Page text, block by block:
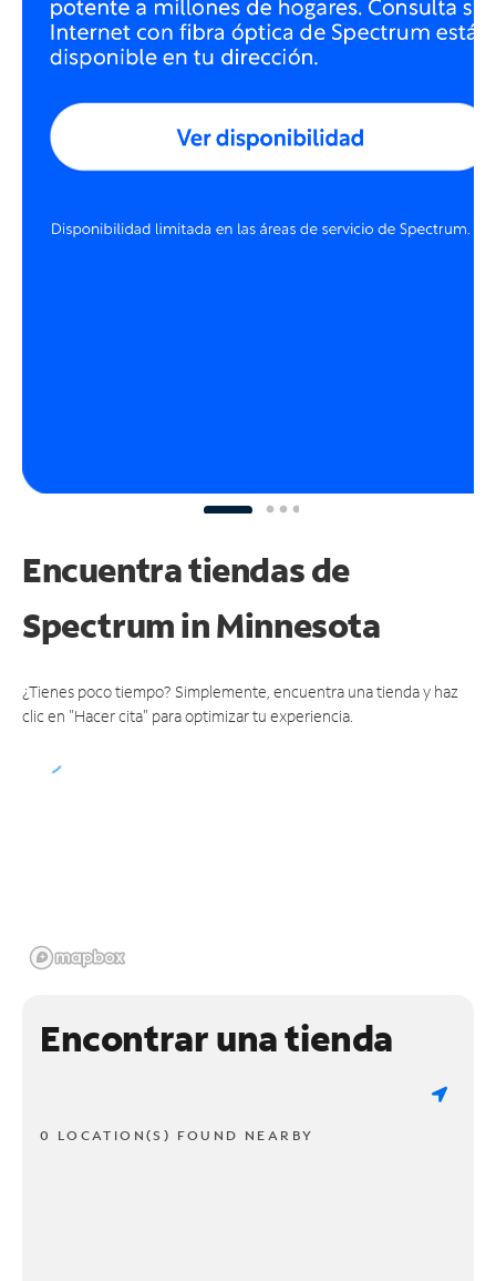
Encuentra tiendas de
Spectrumin Minnesota
¿Tienes poco tiempo? Simplemente, encuentra una tienda y haz
clic en "Hacer cita" para optimizar tu experiencia.
Encontrar una tienda
0 LOCATION(S) FOUND NEARBY